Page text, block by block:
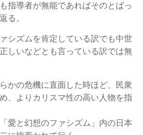
指導者が無能であればそのとばっ
る。
シズムを肯定している訳でも中世
しいなどとも言っている訳では無
かの危機に直面した時ほど、民衆
、よりカリスマ性の高い人物を指
愛と幻想のファシズム」内の日本